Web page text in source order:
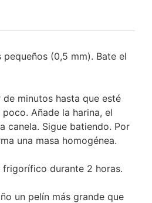
(0,5 mm). Bate el
minutos hasta que esté
Añade la harina, el
canela. Sigue batiendo. Por
una masa homogénea.
frigorífico durante 2 horas.
un pelín más grande que